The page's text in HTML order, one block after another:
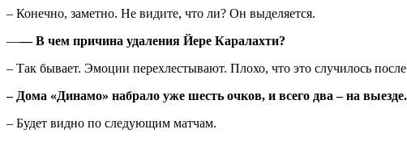
– Конечно, заметно. Не видите, что ли? Он выделяется.
—— В чем причина удаления Йере Каралахти?
– Так бывает. Эмоции перехлестывают. Плохо, что это случилось
– Дома «Динамо» набрало уже шесть очков, и всего два – на
– Будет видно по следующим матчам.